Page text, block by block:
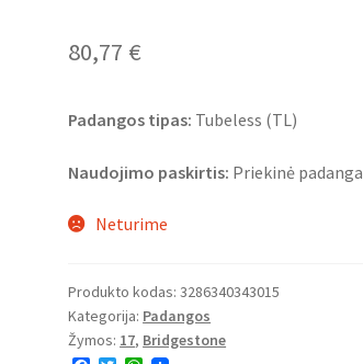
80,77 €
Padangos tipas: Tubeless (TL)
Naudojimo paskirtis: Priekinė padanga
Neturime
Produkto kodas:3286340343015
Kategorija: Padangos
Žymos: 17, Bridgestone